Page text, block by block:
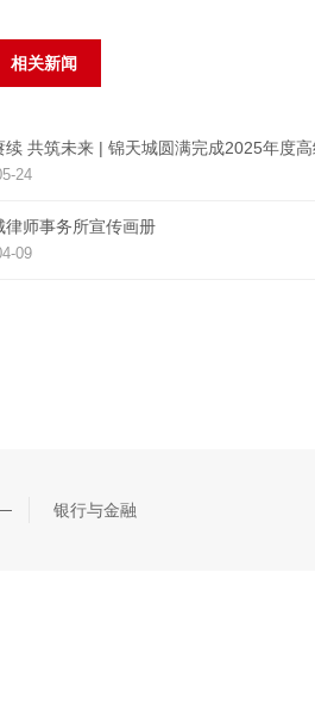
相关新闻
续 共筑未来 | 锦天城圆满完成2025年度
24
律师事务所宣传画册
09
银行与金融